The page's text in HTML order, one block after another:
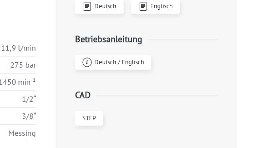
11,9 l/min
275 bar
min-1
1/2“
3/8“
Messing
Deutsch Englisch
Betriebsanleitung
Deutsch / Englisch
CAD
STEP